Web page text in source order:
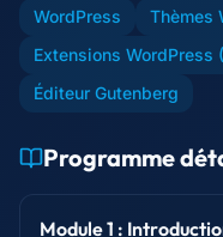
WordPress
Thèmes
Extensions WordPress
Éditeur Gutenberg
Programme
Module 1 :